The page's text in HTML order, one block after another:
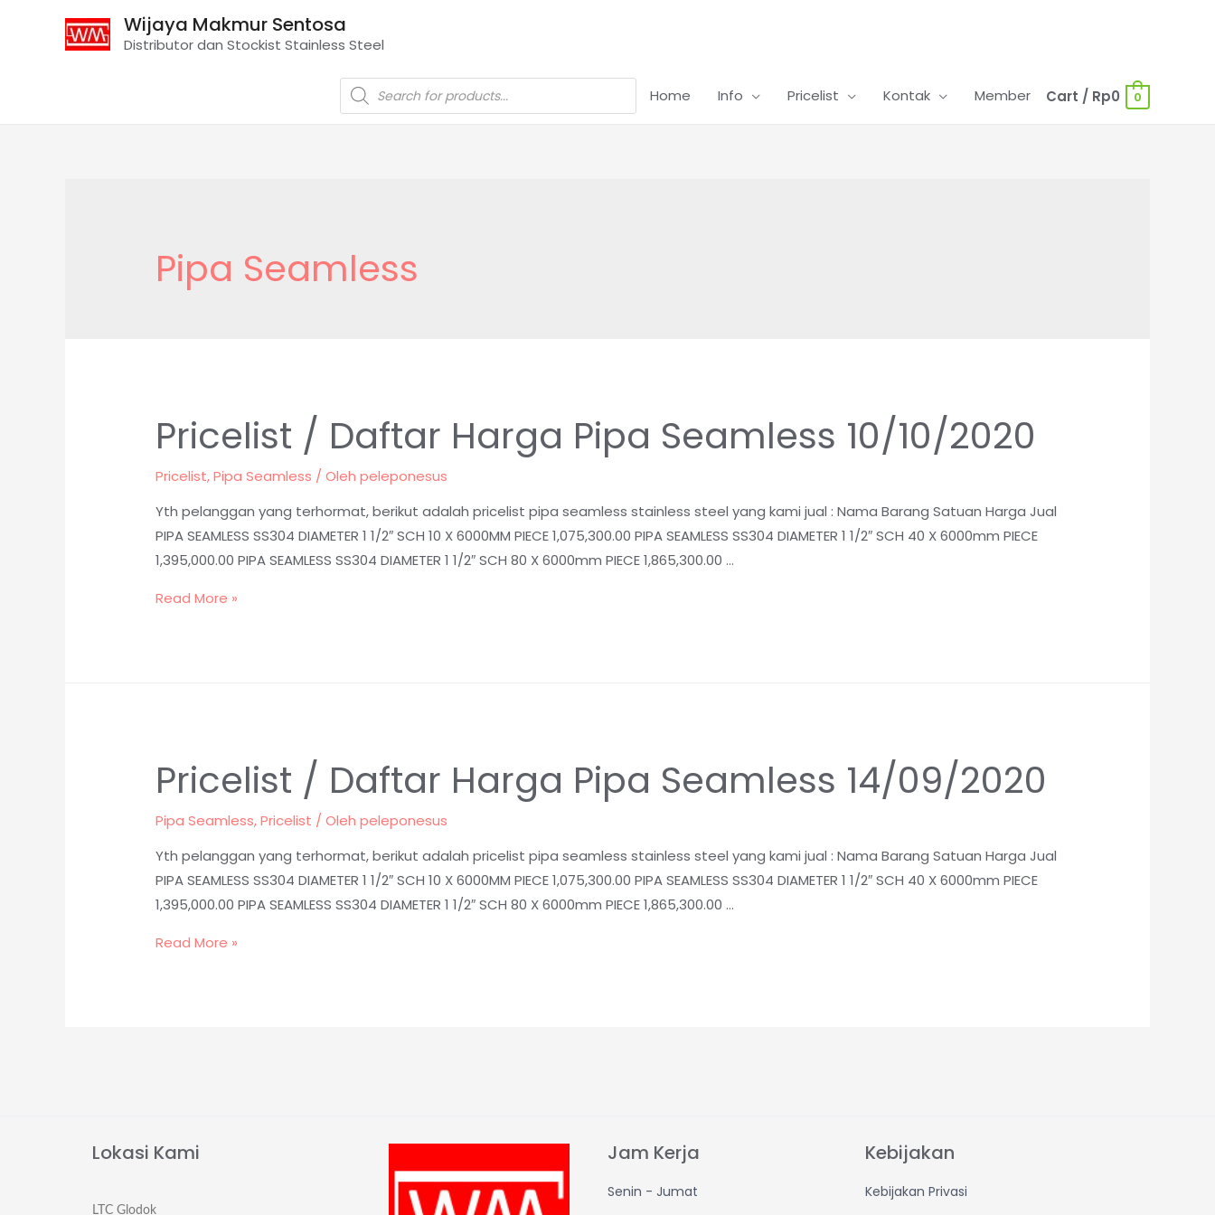
Wijaya Makmur Sentosa
Distributor dan Stockist Stainless Steel
Home Info Pricelist Kontak Member Cart / Rp0 0
Pipa Seamless
Pricelist / Daftar Harga Pipa Seamless 10/10/2020
Pricelist,Pipa Seamless / Olehpeleponesus
Yth pelanggan yang terhormat, berikut adalah pricelist pipa seamless stainless steel yang kami jual : Nama Barang Satuan Harga Jual
PIPA SEAMLESS SS304 DIAMETER 1 1/2″ SCH 10 X 6000MM PIECE 1,075,300.00 PIPA SEAMLESS SS304 DIAMETER 1 1/2″ SCH 40 X 6000mm PIECE
1,395,000.00 PIPA SEAMLESS SS304 DIAMETER 1 1/2″ SCH 80 X 6000mm PIECE 1,865,300.00 …
Read More »
Pricelist / Daftar Harga Pipa Seamless 14/09/2020
Pipa Seamless,Pricelist / Olehpeleponesus
Yth pelanggan yang terhormat, berikut adalah pricelist pipa seamless stainless steel yang kami jual : Nama Barang Satuan Harga Jual
PIPA SEAMLESS SS304 DIAMETER 1 1/2″ SCH 10 X 6000MM PIECE 1,075,300.00 PIPA SEAMLESS SS304 DIAMETER 1 1/2″ SCH 40 X 6000mm PIECE
1,395,000.00 PIPA SEAMLESS SS304 DIAMETER 1 1/2″ SCH 80 X 6000mm PIECE 1,865,300.00 …
Read More »
Lokasi Kami
LTC Glodok
Jam Kerja
Senin - Jumat
Kebijakan
Kebijakan Privasi